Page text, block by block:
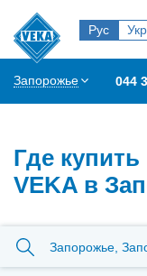
Рус Укр
Запорожье 044
Где
VEKA в